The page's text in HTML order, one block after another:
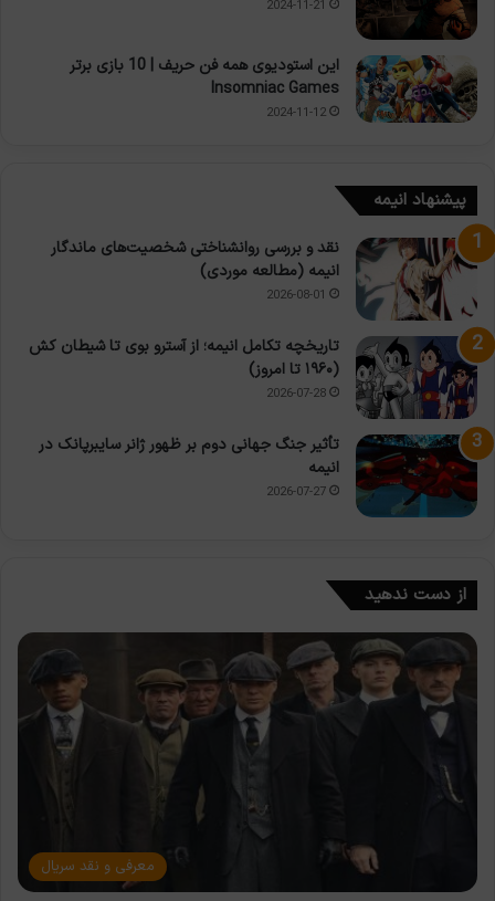
2024-11-21
این استودیوی همه فن حریف | 10 بازی برتر
Insomniac Games
2024-11-12
پیشنهاد انیمه
نقد و بررسی روانشناختی شخصیت‌های ماندگار
انیمه (مطالعه موردی)
2026-08-01
تاریخچه تکامل انیمه؛ از آسترو بوی تا شیطان کش
(۱۹۶۰ تا امروز)
2026-07-28
تأثیر جنگ جهانی دوم بر ظهور ژانر سایبرپانک در
انیمه
2026-07-27
از دست ندهید
معرفی و نقد سریال